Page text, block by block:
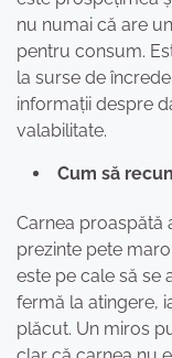
nu numai că are
pentru consum.
la surse de
informații despre
valabilitate.
Cum să
Carnea proaspătă
prezinte pete
este pe cale să se
fermă la atingere,
plăcut. Un miros